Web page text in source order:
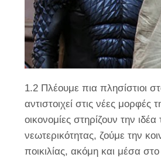
1.2 Πλέουμε πια πλησίστιοι
αντιστοιχεί στις νέες μορφές
οικονομίες στηρίζουν την
νεωτερικότητας, ζούμε την
ποικιλίας, ακόμη και μέσα